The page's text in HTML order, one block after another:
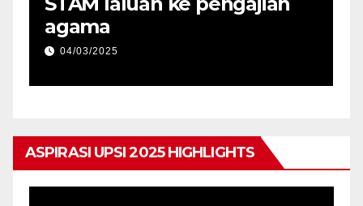
dalam diri sejak awal usia
06/03/2025
ASPIRASI UPSI 2025 HIGHLIGHTS